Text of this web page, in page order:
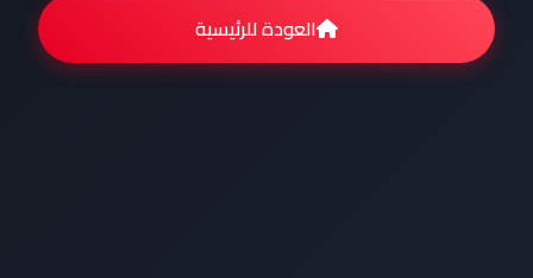
العودة للرئيسية